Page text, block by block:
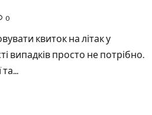
0
квиток на літак у
випадків просто не потрібно.